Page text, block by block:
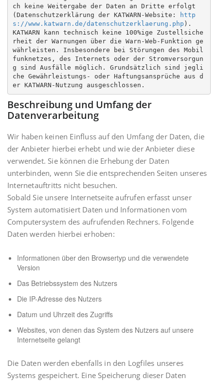
ch keine Weitergabe der Daten an Dritte erfolgt
(Datenschutzerklärung der KATWARN-Website:
http
s://www.katwarn.de/datenschutzerklaerung.php ).
KATWARN kann technisch keine 100%ige Zustellsiche
rheit der Warnungen über die Warn-Web-Funktion ge
währleisten. Insbesondere bei Störungen des Mobil
funknetzes, des Internets oder der Stromversorgun
g sind Ausfälle möglich. Grundsätzlich sind jegli
che Gewährleistungs- oder Haftungsansprüche aus d
er KATWARN-Nutzung ausgeschlossen.
Beschreibung und Umfang der
Datenverarbeitung
Wir haben keinen Einfluss auf den Umfang der Daten, die
der Anbieter hierbei erhebt und wie der Anbieter diese
verwendet. Sie können die Erhebung der Daten
unterbinden, wenn Sie die entsprechenden Seiten unseres
Internetauftritts nicht besuchen.
Sobald Sie unsere Internetseite aufrufen erfasst unser
System automatisiert Daten und Informationen vom
Computersystem des aufrufenden Rechners. Folgende
Daten werden hierbei erhoben:
Informationen über den Browsertyp und die verwendete
Version
Das Betriebssystem des Nutzers
Die IP-Adresse des Nutzers
Datum und Uhrzeit des Zugriffs
Websites, von denen das System des Nutzers auf unsere
Internetseite gelangt
Die Daten werden ebenfalls in den Logfiles unseres
Systems gespeichert. Eine Speicherung dieser Daten